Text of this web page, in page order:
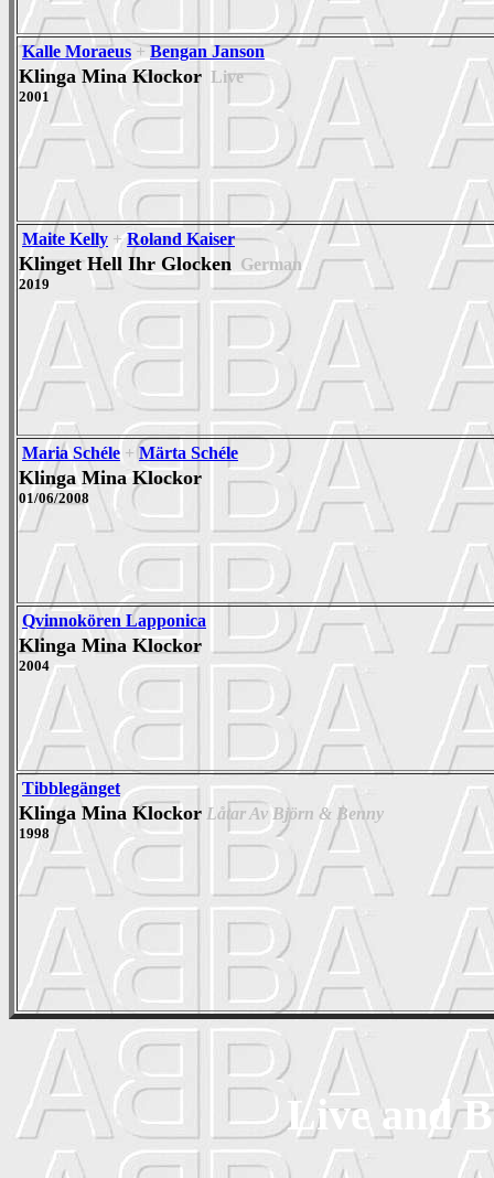
Kalle Moraeus +Bengan Janson
Klinga Mina Klockor Live
2001
Maite Kelly +Roland Kaiser
Klinget Hell Ihr Glocken German
2019
Maria Schéle + Märta Schéle
Klinga Mina Klockor
01/06/2008
Qvinnokören Lapponica
Klinga Mina Klockor
2004
Tibblegänget
Klinga Mina Klockor Låtar Av Björn & Benny
1998
Live and